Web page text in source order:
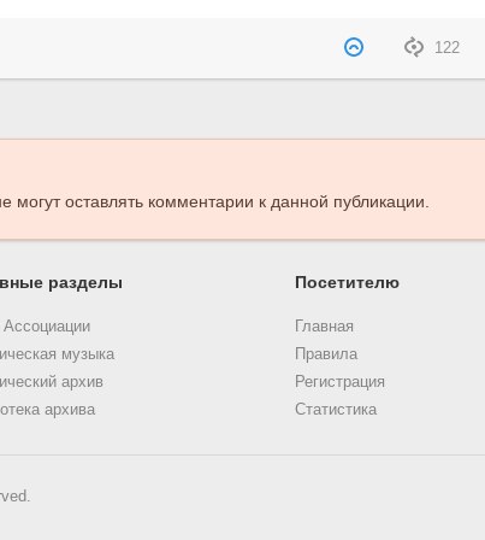
122
могут оставлять комментарии к данной публикации.
разделы
Ассоциации
музыка
архив
архива
Посетителю
Главная
Правила
Регистрация
Статистика